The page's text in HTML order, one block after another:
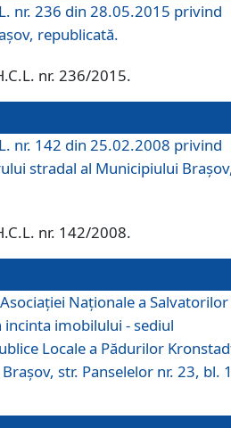
nr. 236 din 28.05.2015 privind
republicată.
nr. 236/2015.
nr. 142 din 25.02.2008 privind
stradal al Municipiului
nr. 142/2008.
Naționale a Salvatorilor
imobilului - sediul
Locale a Pădurilor
str. Panselelor nr. 23, bl.